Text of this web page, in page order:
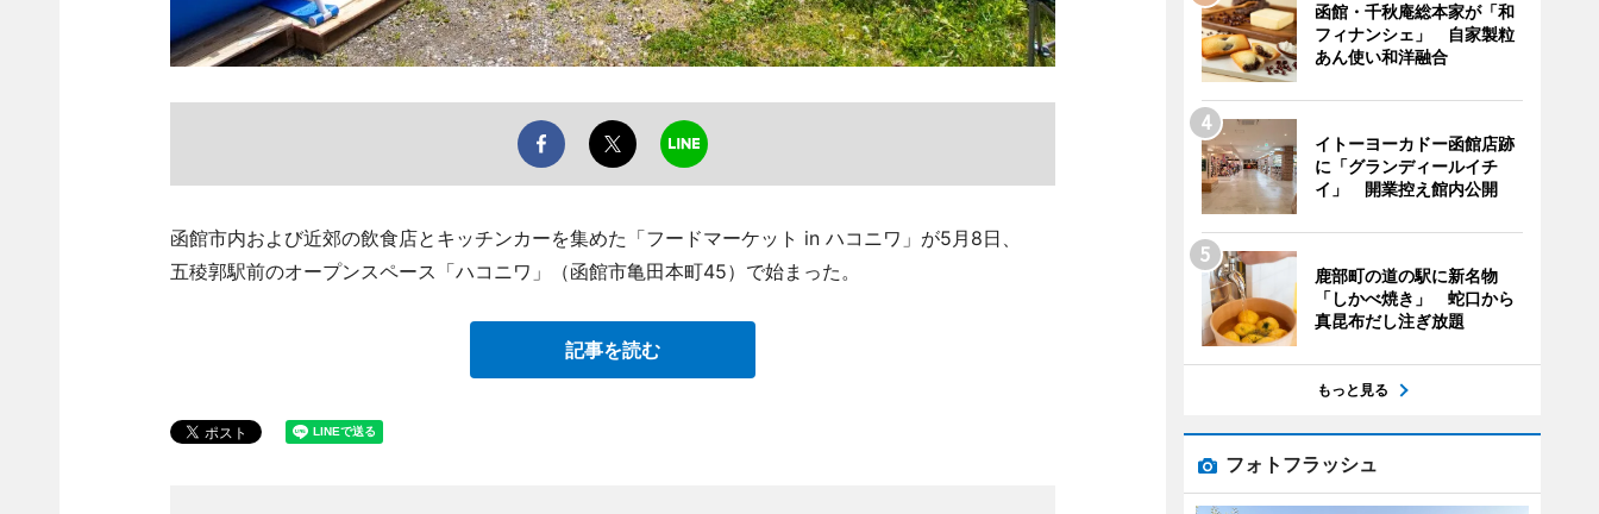
函館市内および近郊の飲食店とキッチンカーを集めた「フードマーケット in ハコニワ」が5月8日、
五稜郭駅前のオープンスペース「ハコニワ」（函館市亀田本町45）で始まった。
記事を読む
函館・千秋庵総本家が「和
フィナンシェ」 自家製粒
あん使い和洋融合
イトーヨーカドー函館店跡
に「グランディールイチ
イ」 開業控え館内公開
鹿部町の道の駅に新名物
「しかべ焼き」 蛇口から
真昆布だし注ぎ放題
もっと見る
フォトフラッシュ